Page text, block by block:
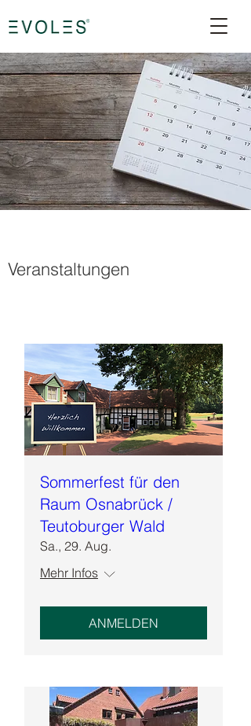
Veranstaltungen
Sommerfest für den
Raum Osnabrück /
Teutoburger Wald
Sa., 29. Aug.
Mehr Infos
ANMELDEN